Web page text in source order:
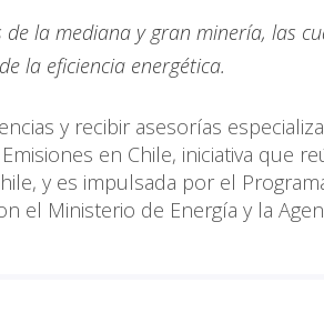
la mediana y gran minería, las
la eficiencia energética.
y recibir asesorías
en Chile, iniciativa que
y es impulsada por el
el Ministerio de Energía y la